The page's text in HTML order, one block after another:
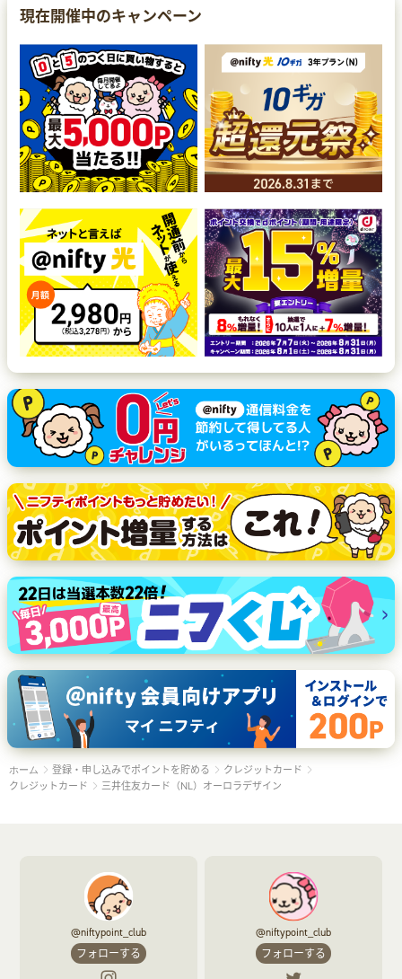
現在開催中のキャンペーン
ホーム 登録・申し込みでポイントを貯める
クレジットカード
クレジットカード
三井住友カード（NL）オーロラデザイン
@niftypoint_club
フォローする
@niftypoint_club
フォローする